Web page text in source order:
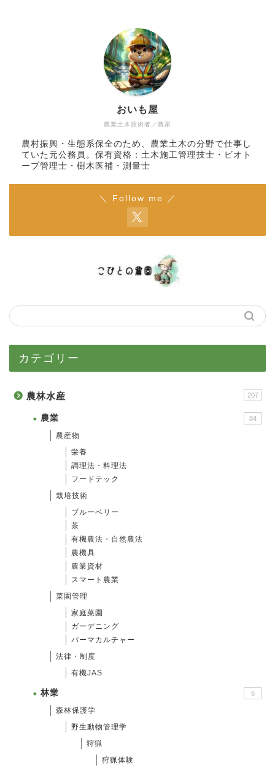
農業土木技術者／農家
おいも屋
農村振興・生態系保全のため、農業土木の分野で仕事し
ていた元公務員。保有資格：土木施工管理技士・ビオト
ープ管理士・樹木医補・測量士
＼ Follow me ／
カテゴリー
農林水産 207
農業 84
農産物
栄養
調理法・料理法
フードテック
栽培技術
ブルーベリー
茶
有機農法・自然農法
農機具
農業資材
スマート農業
菜園管理
家庭菜園
ガーデニング
パーマカルチャー
法律・制度
有機JAS
林業 6
森林保護学
野生動物管理学
狩猟
狩猟体験